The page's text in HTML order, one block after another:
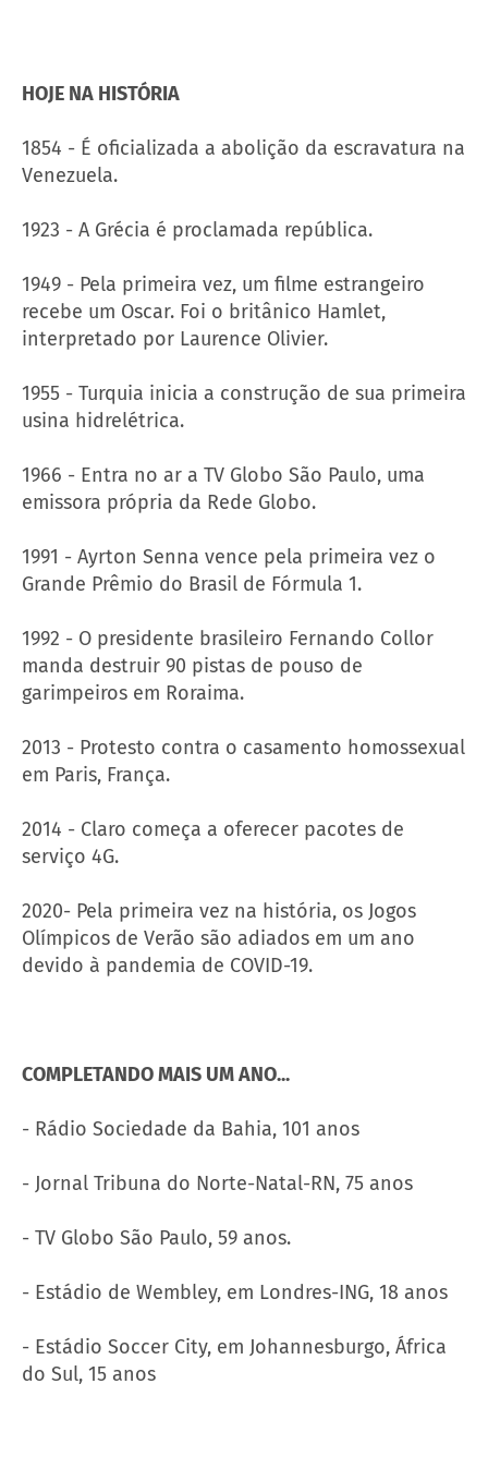
HOJE NA HISTÓRIA
1854 - É oficializada a abolição da escravatura na
Venezuela.
1923 - A Grécia é proclamada república.
1949 - Pela primeira vez, um filme estrangeiro
recebe um Oscar. Foi o britânico Hamlet,
interpretado por Laurence Olivier.
1955 - Turquia inicia a construção de sua primeira
usina hidrelétrica.
1966 - Entra no ar a TV Globo São Paulo, uma
emissora própria da Rede Globo.
1991 - Ayrton Senna vence pela primeira vez o
Grande Prêmio do Brasil de Fórmula 1.
1992 - O presidente brasileiro Fernando Collor
manda destruir 90 pistas de pouso de
garimpeiros em Roraima.
2013 - Protesto contra o casamento homossexual
em Paris, França.
2014 - Claro começa a oferecer pacotes de
serviço 4G.
2020- Pela primeira vez na história, os Jogos
Olímpicos de Verão são adiados em um ano
devido à pandemia de COVID-19.
COMPLETANDO MAIS UM ANO...
- Rádio Sociedade da Bahia, 101 anos
- Jornal Tribuna do Norte-Natal-RN, 75 anos
- TV Globo São Paulo, 59 anos.
- Estádio de Wembley, em Londres-ING, 18 anos
- Estádio Soccer City, em Johannesburgo, África
do Sul, 15 anos